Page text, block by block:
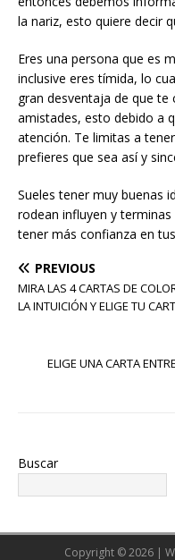
la nariz, esto quiere decir
Eres una persona que es
inclusive eres tímida, lo
gran desventaja de que
amistades, esto debido a
atención. Te limitas a
prefieres que sea así y
Sueles tener muy buenas
rodean influyen y
tener más confianza en
PREVIOUS
MIRA LAS 4 CARTAS DE
LA INTUICIÓN Y ELIGE TU
ELIGE UNA CARTA
Buscar
Copyright © 2026 |